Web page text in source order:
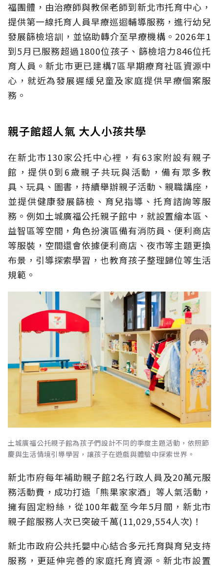
福團體，由治療師與教保老師到新北市托育中心，
提供第一線托育人員早療巡迴輔導服務，進行幼兒
發展篩檢培訓，並協助轉介至早療機構。2026年1
到5月已服務超過1800位孩子、篩檢培力846位托
育人員。新北市更已建構7區早期療育社區資源中
心，就近為發展遲緩兒童及家庭提供早療個案服
務。
親子館超人氣 大人小孩共學
在新北市130家公托中心裡，有63家附設有親子
館，提供0到6歲親子共玩與活動，備有眾多教
具、玩具、圖書，持續舉辦親子活動、親職講座，
並提供健康發展篩檢、育兒指導、托育諮詢等服
務。例如土城廣福公托親子館中，就設置繪本區、
益智區等空間，角色扮演區備有消防員、便利商店
等服裝，空間還會依據便利商店、夜市等主題更換
布景，引導探索學習，也教育孩子整理歸位等生活
規範。
土城廣福公托親子館為孩子們設計不同的季度主題活動，依照節
慶與生活情境引導學習，讓孩子在遊戲與體驗中探索世界。
新北市府每年補助親子館2名行政人員及20萬元服
務活動費，成功打造「熊果家家酒」等人氣活動，
擁有固定粉絲，從100年截至今年5月間，新北市
親子館服務人次已突破千萬(11,029,554人次)！
新北市政府公共托嬰中心結合多元托育與育兒支持
服務，更延伸完善的家庭托育資源。新北市設置